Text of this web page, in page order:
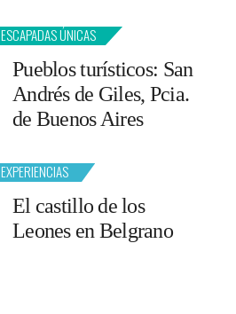
ESCAPADAS ÚNICAS
Pueblos turísticos: San
Andrés de Giles, Pcia.
de Buenos Aires
EXPERIENCIAS
El castillo de los
Leones en Belgrano